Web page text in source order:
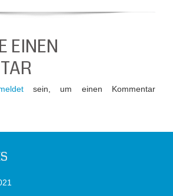
EINEN
sein, um einen Kommentar